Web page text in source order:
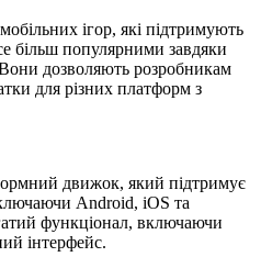
ігор, які підтримують
більш популярними завдяки
Вони дозволяють розробникам
для різних платформ з
движок, який підтримує
Android, iOS та
функціонал, включаючи
інтерфейс.